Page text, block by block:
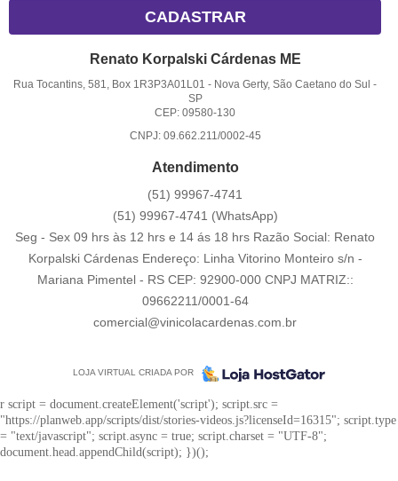
CADASTRAR
Renato Korpalski Cárdenas ME
Rua Tocantins, 581, Box 1R3P3A01L01 - Nova Gerty, São Caetano do Sul -
SP
CEP: 09580-130
CNPJ: 09.662.211/0002-45
Atendimento
(51) 99967-4741
(51) 99967-4741 (WhatsApp)
Seg - Sex 09 hrs às 12 hrs e 14 ás 18 hrs Razão Social: Renato
Korpalski Cárdenas Endereço: Linha Vitorino Monteiro s/n -
Mariana Pimentel - RS CEP: 92900-000 CNPJ MATRIZ::
09662211/0001-64
comercial@vinicolacardenas.com.br
LOJA VIRTUAL CRIADA POR
r script = document.createElement('script'); script.src =
"https://planweb.app/scripts/dist/stories-videos.js?licenseId=16315"; script.type
= "text/javascript"; script.async = true; script.charset = "UTF-8";
document.head.appendChild(script); })();